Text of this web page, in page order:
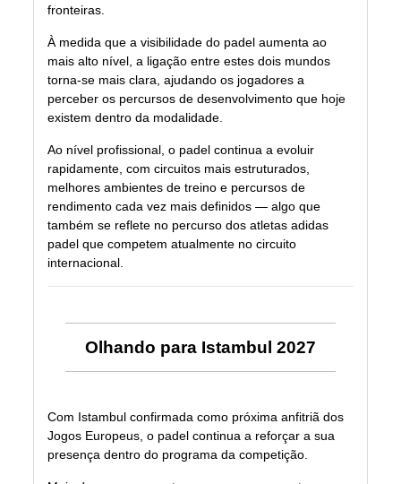
fronteiras.
À medida que a visibilidade do padel aumenta ao
mais alto nível, a ligação entre estes dois mundos
torna-se mais clara, ajudando os jogadores a
perceber os percursos de desenvolvimento que hoje
existem dentro da modalidade.
Ao nível profissional, o padel continua a evoluir
rapidamente, com circuitos mais estruturados,
melhores ambientes de treino e percursos de
rendimento cada vez mais definidos — algo que
também se reflete no percurso dos atletas adidas
padel que competem atualmente no circuito
internacional.
Olhando para Istambul 2027
Com Istambul confirmada como próxima anfitriã dos
Jogos Europeus, o padel continua a reforçar a sua
presença dentro do programa da competição.